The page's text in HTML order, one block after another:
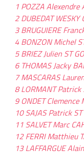
1 POZZA Alexendre
2 DUBEDAT
3 BRUGUIERE
4 BONZON Michel
5 BRIEZ Julien ST
6 THOMAS Jacky
7 MASCARAS
8 LORMANT Patrick
9 ONDET Clemence
10 SAJAS Patrick
11 SALVET Marc
12 FERRI Matthieu
13 LAFFARGUE